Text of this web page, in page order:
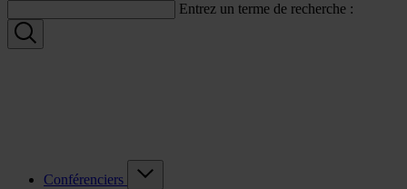
Entrez un terme de recherche :
Conférenciers